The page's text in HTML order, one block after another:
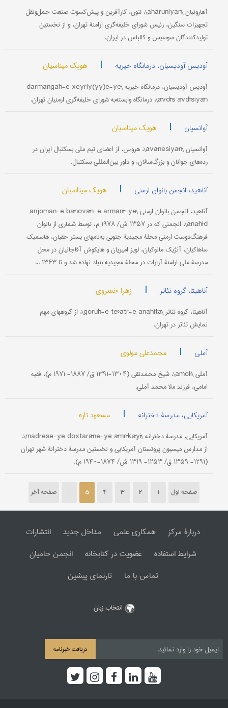
آهارونیان \āhārūniyān\، لئون، کارآفرین و پیش‌کسوت صنعت حمل‌و‌نقل
تجهیزات سنگین، رئیس شورای خلیفه‌گری ارامنۀ تهران، و از نخستین
تولیدکنندگان سوسیس و کالباس در ایران.
آودیس آودیسیان، درمانگاه خیریه | هویک میناسیان
آودیس آودیسیان، درمانگاه خیریه \darmāngāh-e xeyriy(yy)e-ye
āvdīs āvdīsiyān\، درمانگاه وابسته‌به شورای خلیفه‌گری ارمنیان تهران.
آوانسیان | هویک میناسیان
آوانسیان \āvānesiyān\، هروس، از اعضای تیم ملی بسکتبال ایران در
رده‌های جوانان و بزرگ‌سالان، و داور بین‌المللی بسکتبال.
آناهید، انجمن بانوان ارمنی | هویک میناسیان
آناهید، انجمن بانوان ارمنی \anjoman-e bānovān-e armanī-ye
ānāhīd\، انجمنی که در ۱۳۵۷ ش/ ۱۹۷۸ م، توسط شماری از بانوان
فرهنگ‌دوست ارمنی محلۀ مجیدیۀ جنوبی به‌نامهای یستر حقیان، هاسمیک
ساهاکیان، آنژیک مانوکیان، لویز امیریان و هایکوش آقاجانیان در محل
مدرسۀ ملی ارامنۀ آرارات در محلۀ مجیدیه بنیاد نهاده شد و تا ۱۳۶۳ ...
آناهیتا، گروه تئاتر | زهرا خسروی
آناهیتا، گروه تئاتر \gorūh-e teºātr-e ānāhītā\، از گروههای مهم
نمایش تئاتر در تهران.
آملی | محمدعلی مولوی
آملی \āmolī\، شیخ محمدتقی (۱۳۰۴-۱۳۹۱ ق/ ۱۸۸۷- ۱۹۷۱ م)، فقیه
امامی، فرزند ملا محمد آملی.
آمریکایی، مدرسۀ دخترانه | مسعود تاره
آمریکایی، مدرسۀ دخترانه \madrese-ye doxtarāne-ye āmrīkāyī\،
از مدارس میسیون پروتستان آمریکایی و نخستین مدرسۀ دخترانۀ شهر تهران
(۱۲۹۱- ۱۳۵۹ ق/ ۱۲۵۳- ۱۳۱۹ ش/ ۱۸۷۴-۱۹۴۰ م).
صفحه اول 1
2
3
4
5
... صفحه آخر
دربارۀ مرکز همکاری علمی مداخل جدید
انتشارات
شرایط استفاده
عضویت در کتابخانه
انجمن حامیان
تماس با ما
تارنمای پیشین
انتخاب زبان
دریافت خبرنامه